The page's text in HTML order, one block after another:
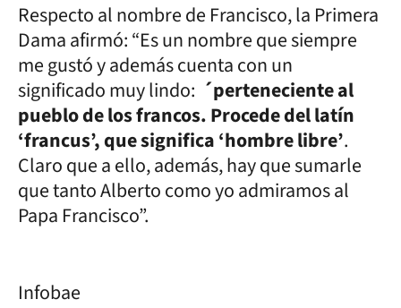
Respecto al nombre de Francisco, la Primera
Dama afirmó: “Es un nombre que siempre
me gustó y además cuenta con un
significado muy lindo: ´perteneciente al
pueblo de los francos. Procede del latín
‘francus’, que significa ‘hombre libre’.
Claro que a ello, además, hay que sumarle
que tanto Alberto como yo admiramos al
Papa Francisco”.
Infobae